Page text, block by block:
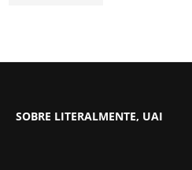
SOBRE LITERALMENTE, UAI